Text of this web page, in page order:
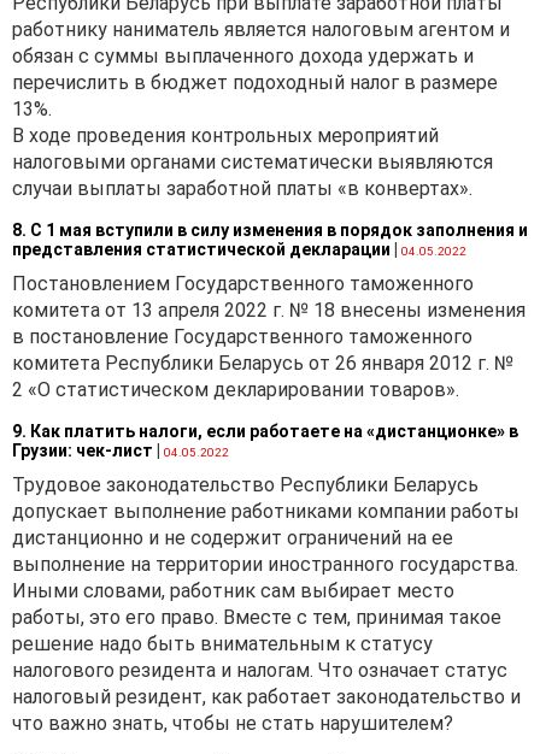
работнику наниматель является налоговым агентом и
обязан с суммы выплаченного дохода удержать и
перечислить в бюджет подоходный налог в размере
13%.
В ходе проведения контрольных мероприятий
налоговыми органами систематически выявляются
случаи выплаты заработной платы «в конвертах».
8. С 1 мая вступили в силу изменения в порядок заполнения и
представления статистической декларации
04.05.2022
Постановлением Государственного таможенного
комитета от 13 апреля 2022 г. № 18 внесены изменения
в постановление Государственного таможенного
комитета Республики Беларусь от 26 января 2012 г. №
2 «О статистическом декларировании товаров».
9. Как платить налоги, если работаете на «дистанционке» в
Грузии: чек-лист
04.05.2022
Трудовое законодательство Республики Беларусь
допускает выполнение работниками компании работы
дистанционно и не содержит ограничений на ее
выполнение на территории иностранного государства.
Иными словами, работник сам выбирает место
работы, это его право. Вместе с тем, принимая такое
решение надо быть внимательным к статусу
налогового резидента и налогам. Что означает статус
налоговый резидент, как работает законодательство и
что важно знать, чтобы не стать нарушителем?